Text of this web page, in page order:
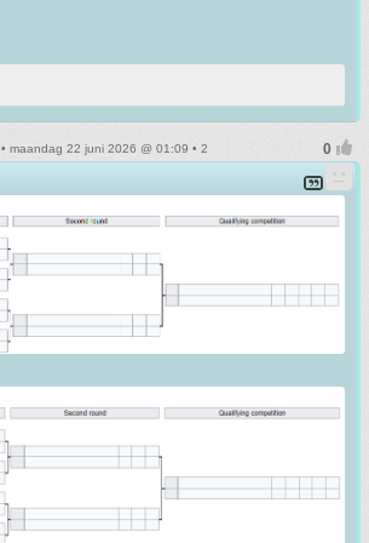
• maandag 22 juni 2026 @ 01:09 • 2